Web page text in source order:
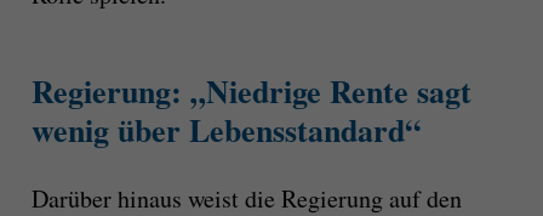
Regierung: „Niedrige Rente sagt
wenig über Lebensstandard“
Darüber hinaus weist die Regierung auf den